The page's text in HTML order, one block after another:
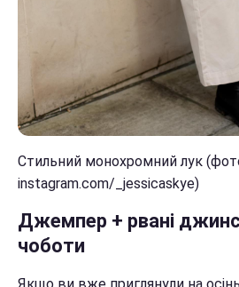
Стильний монохромний лук
instagram.com/_jessicaskye)
Джемпер + рвані
чоботи